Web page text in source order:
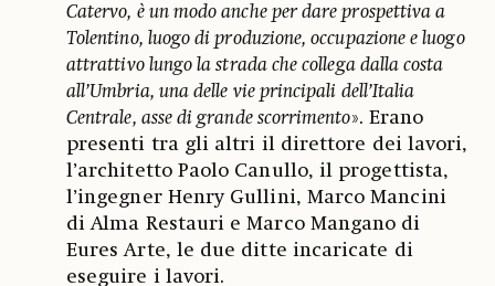
Catervo, è un modo anche per dare prospettiva a
Tolentino, luogo di produzione, occupazione e luogo
attrattivo lungo la strada che collega dalla costa
all’Umbria, una delle vie principali dell’Italia
Centrale, asse di grande scorrimento». Erano
presenti tra gli altri il direttore dei lavori,
l’architetto Paolo Canullo, il progettista,
l’ingegner Henry Gullini, Marco Mancini
di Alma Restauri e Marco Mangano di
Eures Arte, le due ditte incaricate di
eseguire i lavori.